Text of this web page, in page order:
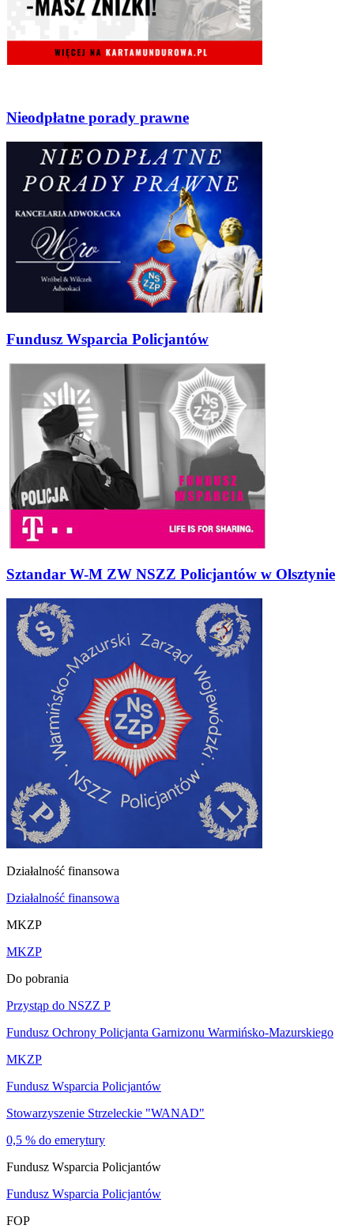
Nieodpłatne porady prawne
Fundusz Wsparcia Policjantów
Sztandar W-M ZW NSZZ Policjantów w Olsztynie
Działalność finansowa
Działalność finansowa
MKZP
MKZP
Do pobrania
Przystąp do NSZZ P
Fundusz Ochrony Policjanta Garnizonu Warmińsko-Mazurskiego
MKZP
Fundusz Wsparcia Policjantów
Stowarzyszenie Strzeleckie "WANAD"
0,5 % do emerytury
Fundusz Wsparcia Policjantów
Fundusz Wsparcia Policjantów
FOP